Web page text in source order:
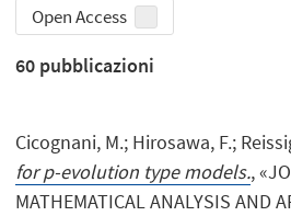
Open Access
60 pubblicazioni
Cicognani, M.; Hirosawa, F.;
for p-evolution type models.,
MATHEMATICAL ANALYSIS AND